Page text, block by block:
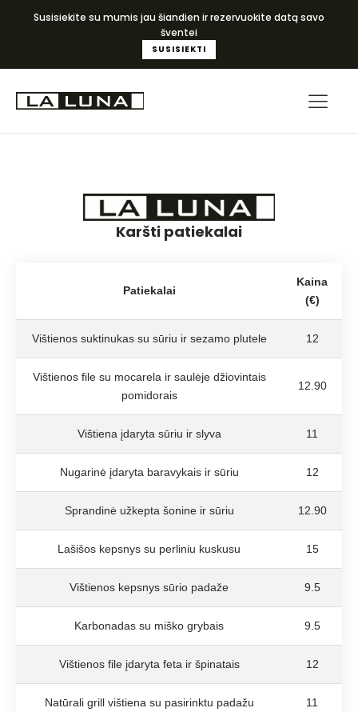
Susisiekite su mumis jau šiandien ir rezervuokite datą savo
šventei
SUSISIEKTI
Karšti patiekalai
Patiekalai
Kaina
(€)
Vištienos suktinukas su sūriu ir sezamo plutele 12
Vištienos file su mocarela ir saulėje džiovintais
pomidorais
12.90
Vištiena įdaryta sūriu ir slyva 11
Nugarinė įdaryta baravykais ir sūriu 12
Sprandinė užkepta šonine ir sūriu 12.90
Lašišos kepsnys su perliniu kuskusu 15
Vištienos kepsnys sūrio padaže 9.5
Karbonadas su miško grybais 9.5
Vištienos file įdaryta feta ir špinatais 12
Natūrali grill vištiena su pasirinktu padažu 11